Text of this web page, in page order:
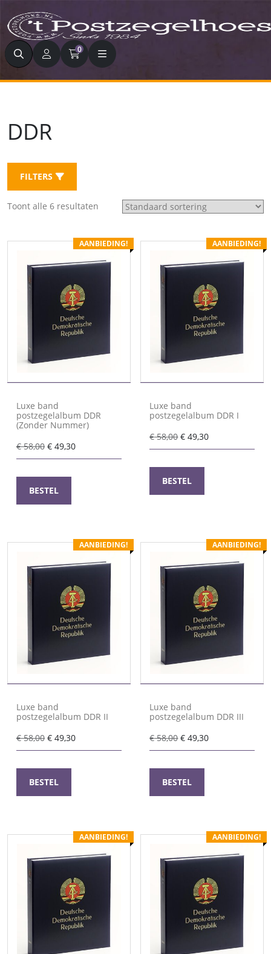
Zoeken 0
DDR
FILTERS
Toont alle 6 resultaten
AANBIEDING!
Luxe band
postzegelalbum DDR
(Zonder Nummer)
€58,00 Oorspronkelijke
prijs
€ 58,00.
€ 49,30Huidige
prijs
BESTEL
AANBIEDING!
Luxe band
postzegelalbum DDR I
€58,00Oorspronkelijke
prijs
€ 58,00.
€ 49,30Huidige
prijs
BESTEL
AANBIEDING!
Luxe band
postzegelalbum DDR II
€58,00 Oorspronkelijke
prijs
€ 58,00.
€ 49,30Huidige
prijs
BESTEL
AANBIEDING!
Luxe band
postzegelalbum DDR III
€58,00Oorspronkelijke
prijs
€ 58,00.
€ 49,30Huidige
prijs
BESTEL
AANBIEDING! AANBIEDING!